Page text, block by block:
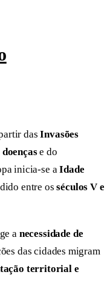
dasInvasões
e do
inicia-se aIdade
entre osséculos V e
a necessidade de
das cidades migram
territorial e